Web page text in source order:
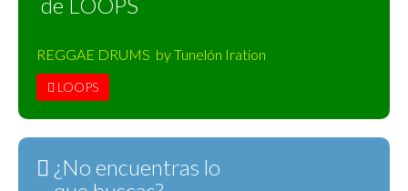
REGGAE DRUMS by Tunelón Iration
LOOPS
¿No encuentras lo